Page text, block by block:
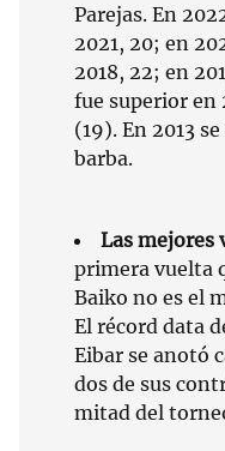
Parejas. En
2021, 20; en
2018, 22; en
fue superior en
(19). En 2013
barba.
Las mejores
primera vuelta
Baiko no es el
El récord data
Eibar se anotó
dos de sus
mitad del